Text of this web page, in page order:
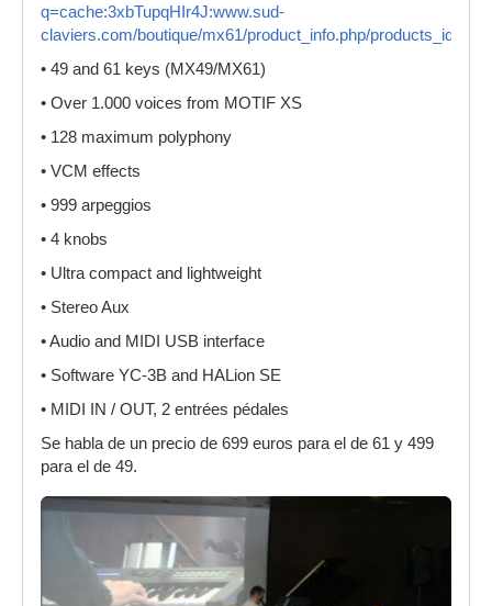
q=cache:3xbTupqHIr4J:www.sud-
claviers.com/boutique/mx61/product_info.php/products_id/
• 49 and 61 keys (MX49/MX61)
• Over 1.000 voices from MOTIF XS
• 128 maximum polyphony
• VCM effects
• 999 arpeggios
• 4 knobs
• Ultra compact and lightweight
• Stereo Aux
• Audio and MIDI USB interface
• Software YC-3B and HALion SE
• MIDI IN / OUT, 2 entrées pédales
Se habla de un precio de 699 euros para el de 61 y 499
para el de 49.